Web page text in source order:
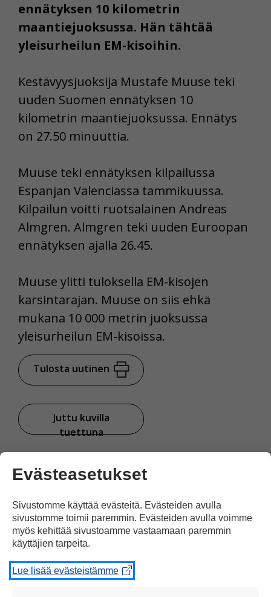
ennätyksen 10 kilometrin
maantiejuoksussa. Hän tähtää
yleisurheilun EM-kisoihin.
Kestävyysjuoksija Mustafe Muuse teki
uuden Suomen ennätyksen 10
kilometrin maantiejuoksussa. Ennätys
on 27.50 minuuttia.
Muuse teki ennätyksen kilpailussa
Espanjan Valenciassa tammikuussa.
Kilpailun voitti ruotsalainen Andreas
Almgren. Almgren teki uuden Euroopan
ennätyksen ajalla 26.45.
Muuse ylitti tuloksella EM-kisojen
karsintarajan. Muuse on siis ehkä
mukana 10 000 metrin juoksussa
yleisurheilun EM-kisoissa.
Tulosta uutinen
Juttu kuvilla
tuettuna
Jaa Facebookissa
Kommentoi
Evästeasetukset
Sivustomme käyttää evästeitä. Evästeiden avulla
sivustomme toimii paremmin. Evästeiden avulla voimme
myös kehittää sivustoamme vastaamaan paremmin
käyttäjien tarpeita.
Lue lisää evästeistämme